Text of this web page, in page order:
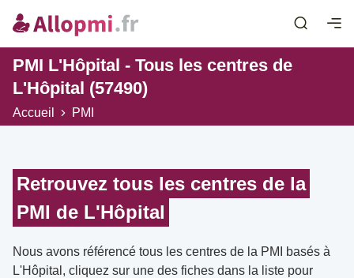
PMI L'Hôpital - Tous les centres de
L'Hôpital (57490)
Accueil PMI
Retrouvez tous les centres de la
PMI de L'Hôpital
Nous avons référencé tous les centres de la PMI basés à
L'Hôpital, cliquez sur une des fiches dans la liste pour